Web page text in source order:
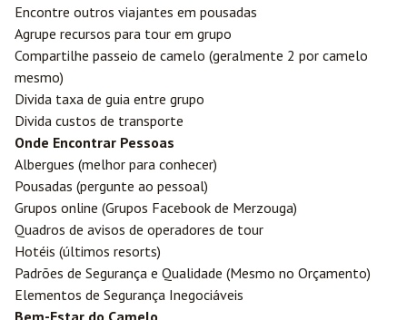
Encontre outros viajantes em pousadas
Agrupe recursos para tour em grupo
Compartilhe passeio de camelo (geralmente 2 por camelo
mesmo)
Divida taxa de guia entre grupo
Divida custos de transporte
Onde Encontrar Pessoas
Albergues (melhor para conhecer)
Pousadas (pergunte ao pessoal)
Grupos online (Grupos Facebook de Merzouga)
Quadros de avisos de operadores de tour
Hotéis (últimos resorts)
Padrões de Segurança e Qualidade (Mesmo no Orçamento)
Elementos de Segurança Inegociáveis
Bem-Estar do Camelo